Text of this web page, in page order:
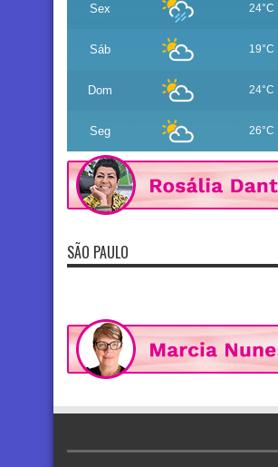
Sex 24°C
Sáb 19°C
Dom 24°C
Seg 26°C
SÃO PAULO